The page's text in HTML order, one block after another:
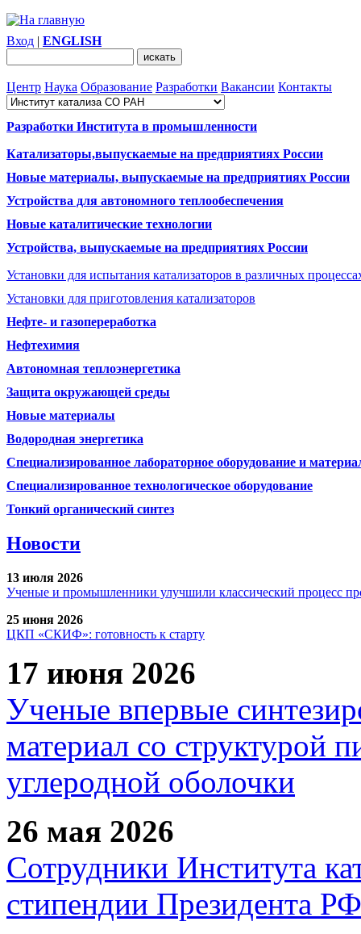
Вход | ENGLISH
Центр Наука Образование Разработки Вакансии Контакты
Разработки Института в промышленности
Катализаторы,выпускаемые на предприятиях России
Новые материалы, выпускаемые на предприятиях России
Устройства для автономного теплообеспечения
Новые каталитические технологии
Устройства, выпускаемые на предприятиях России
Установки для испытания катализаторов в различных
Установки для приготовления катализаторов
Нефте- и газопереработка
Нефтехимия
Автономная теплоэнергетика
Защита окружающей среды
Новые материалы
Водородная энергетика
Специализированное лабораторное оборудование и
Специализированное технологическое оборудование
Тонкий органический синтез
Новости
13 июля 2026
Ученые и промышленники улучшили классический процесс
25 июня 2026
ЦКП «СКИФ»: готовность к старту
17 июня 2026
Ученые впервые
материал со структурой
углеродной оболочки
26 мая 2026
Сотрудники Института
стипендии Президента РФ